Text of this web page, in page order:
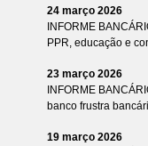
24 março 2026
INFORME
PPR, educação e
23 março 2026
INFORME
banco frustra
19 março 2026